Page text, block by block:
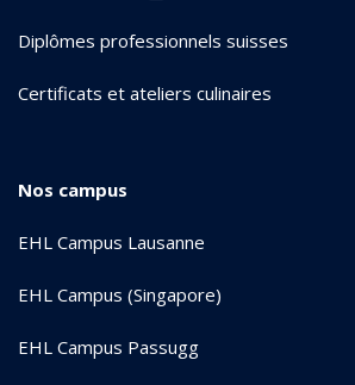
Diplômes professionnels suisses
Certificats et ateliers culinaires
Nos campus
EHL Campus Lausanne
EHL Campus (Singapore)
EHL Campus Passugg